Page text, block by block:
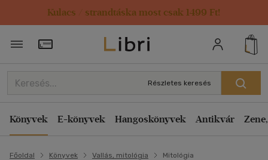
Kulacs / strandtáska most csak 1499 Ft!
Törzsvásárlói Kártya adatai
Részletes keresés
Könyvek E-könyvek Hangoskönyvek Antikvár
Főoldal Könyvek Vallás, mitológia Mitológia